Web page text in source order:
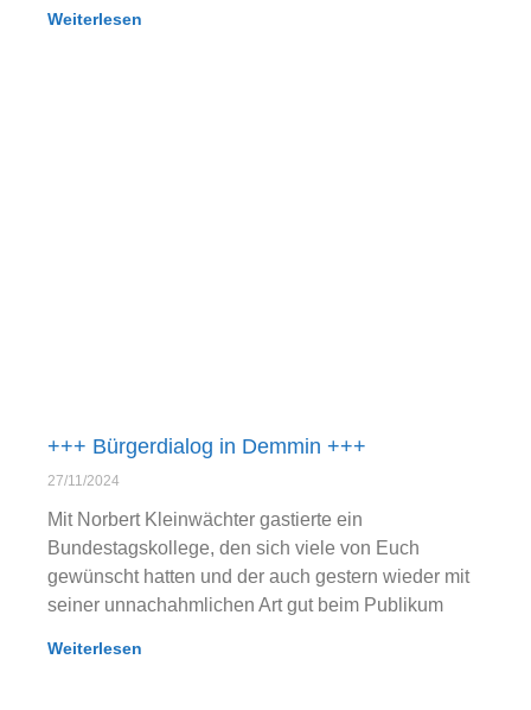
Weiterlesen
+++ Bürgerdialog in Demmin +++
27/11/2024
Mit Norbert Kleinwächter gastierte ein
Bundestagskollege, den sich viele von Euch
gewünscht hatten und der auch gestern wieder mit
seiner unnachahmlichen Art gut beim Publikum
Weiterlesen